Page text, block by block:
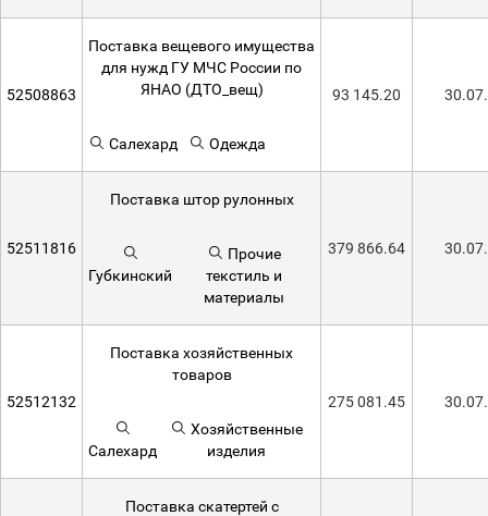
52508863
Поставка вещевого имущества
для нужд ГУ МЧС России по
ЯНАО (ДТО_вещ)
Салехард Одежда
93 145.20
52511816
Поставка штор рулонных
Губкинский
Прочие
текстиль и
материалы
379 866.64
52512132
Поставка хозяйственных
товаров
Салехард
Хозяйственные
изделия
275 081.45
Поставка скатертей с